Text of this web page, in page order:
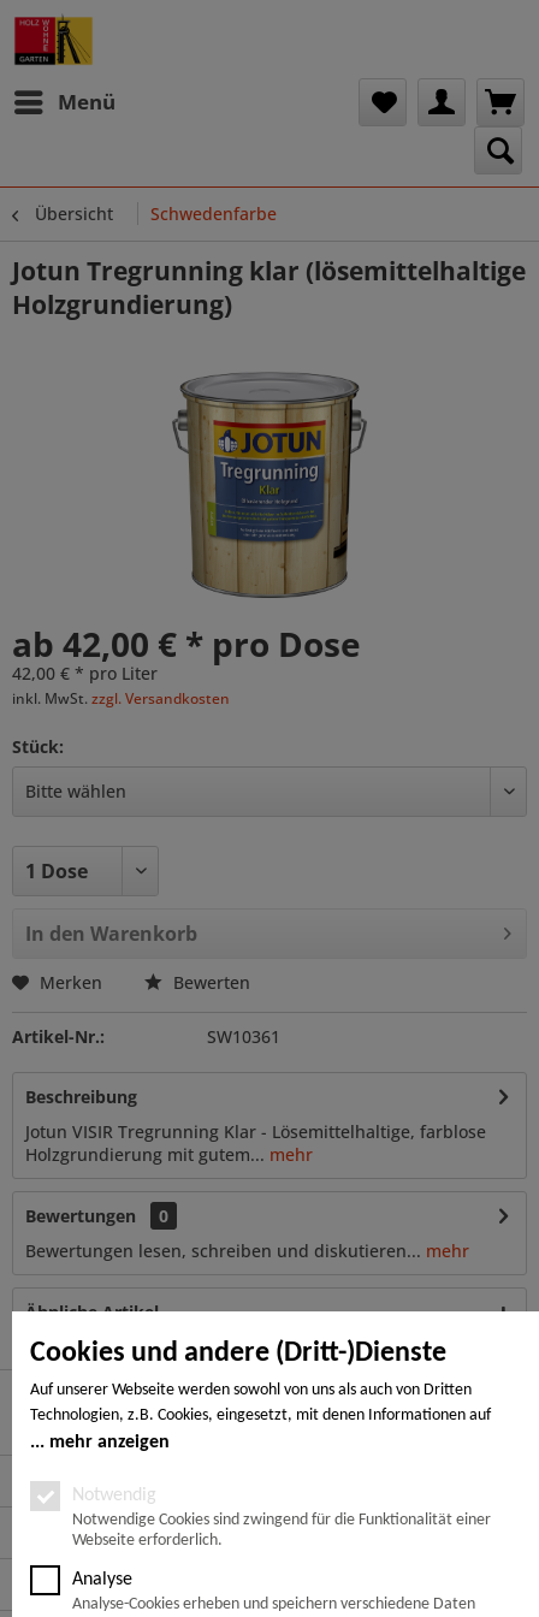
Cookies und andere (Dritt-)Dienste
Auf unserer Webseite werden sowohl von uns als auch von Dritten
Technologien, z.B. Cookies, eingesetzt, mit denen Informationen auf
Ihrem Endgerät gespeichert und/oder von Ihrem Endgerät abgerufen
Notwendige Cookies, Analyse-, Marketing- und Statistik-Cookies. Bei den
notwendigen Cookies handelt es sich um solche, die technisch notwendig
sind, um den von Ihnen gewünschten Dienst bereitzustellen, die übrigen
Cookies werden nur auf Grund einer von Ihnen erteilten Einwilligung
gesetzt. Die Einwilligung ist freiwillig. Personen, die das 16. Lebensjahr
mehr anzeigen
Notwendig
Notwendige Cookies sind zwingend für die Funktionalität einer
Webseite erforderlich.
Analyse
Analyse-Cookies erheben und speichern verschiedene Daten
Menü
Übersicht Schwedenfarbe
Jotun Tregrunning klar (lösemittelhaltige
Holzgrundierung)
ab 42,00 € * pro Dose
42,00 € * pro Liter
inkl. MwSt. zzgl. Versandkosten
Stück:
In den Warenkorb
Merken Bewerten
Artikel-Nr.: SW10361
Beschreibung
Jotun VISIR Tregrunning Klar - Lösemittelhaltige, farblose
Holzgrundierung mit gutem... mehr
Bewertungen
0
Bewertungen lesen, schreiben und diskutieren... mehr
Ähnliche Artikel
Hier finden Sie uns
Service Hotline
Service
Informationen